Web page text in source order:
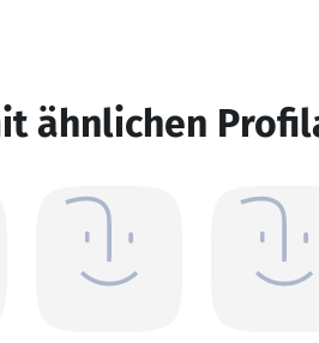
ähnlichen